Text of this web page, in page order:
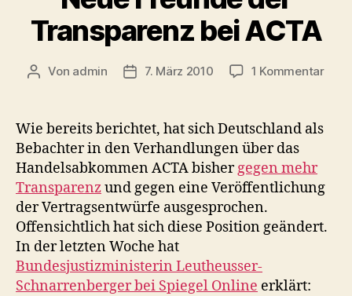
Transparenz bei ACTA
Beitragsautor
Von admin Veröffentlichungsdatum
7. März 2010 1 Kommentarzu
Wie bereits berichtet, hat sich Deutschland als
Bebachter in den Verhandlungen über das
Handelsabkommen ACTA bishergegen mehr
Transparenzund gegen eine Veröffentlichung
der Vertragsentwürfe ausgesprochen.
Offensichtlich hat sich diese Position geändert.
In der letzten Woche hat
Bundesjustizministerin Leutheusser-
Schnarrenberger bei Spiegel Online erklärt: